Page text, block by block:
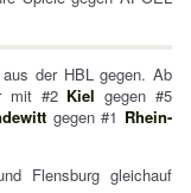
der HBL gegen. Ab
mit #2 Kiel gegen #5
gegen #1 Rhein-
Flensburg gleichauf